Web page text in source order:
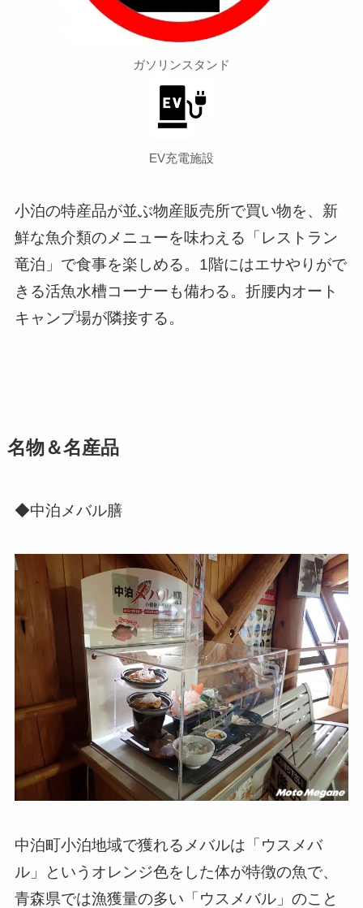
ガソリンスタンド
EV充電施設
小泊の特産品が並ぶ物産販売所で買い物を、新
鮮な魚介類のメニューを味わえる「レストラン
竜泊」で食事を楽しめる。1階にはエサやりがで
きる活魚水槽コーナーも備わる。折腰内オート
キャンプ場が隣接する。
名物＆名産品
◆中泊メバル膳
中泊町小泊地域で獲れるメバルは「ウスメバ
ル」というオレンジ色をした体が特徴の魚で、
青森県では漁獲量の多い「ウスメバル」のこと